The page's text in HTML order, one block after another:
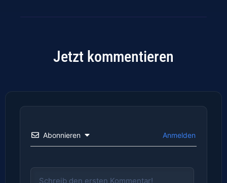
Jetzt kommentieren
Abonnieren Anmelden